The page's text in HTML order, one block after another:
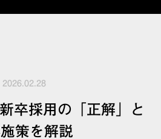
2026.02.28
卒採用の「正解」と
策を解説